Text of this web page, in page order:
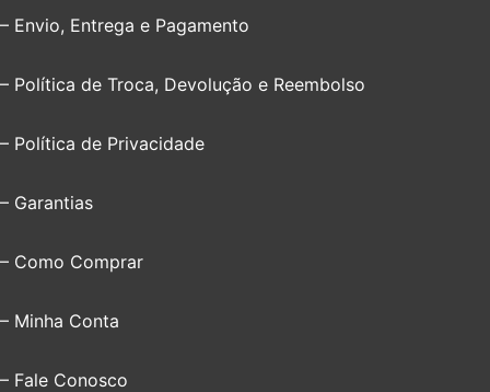
– Envio, Entrega e Pagamento
– Política de Troca, Devolução e Reembolso
– Política de Privacidade
– Garantias
– Como Comprar
– Minha Conta
– Fale Conosco